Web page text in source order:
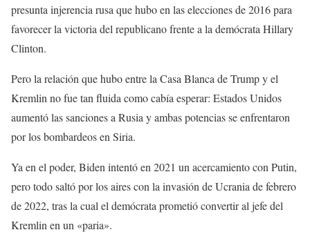
presunta injerencia rusa que hubo en las elecciones de 2016 para
favorecer la victoria del republicano frente a la demócrata Hillary
Clinton.
Pero la relación que hubo entre la Casa Blanca de Trump y el
Kremlin no fue tan fluida como cabía esperar: Estados Unidos
aumentó las sanciones a Rusia y ambas potencias se enfrentaron
por los bombardeos en Siria.
Ya en el poder, Biden intentó en 2021 un acercamiento con Putin,
pero todo saltó por los aires con la invasión de Ucrania de febrero
de 2022, tras la cual el demócrata prometió convertir al jefe del
Kremlin en un «paria».